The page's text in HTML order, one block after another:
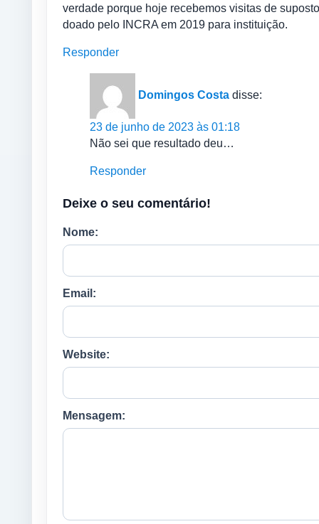
verdade porque hoje recebemos visitas de
doado pelo INCRA em 2019 para instituição.
Responder
Domingos Costa disse:
23 de junho de 2023 às 01:18
Não sei que resultado deu…
Responder
Deixe o seu comentário!
Nome:
Email:
Website:
Mensagem: